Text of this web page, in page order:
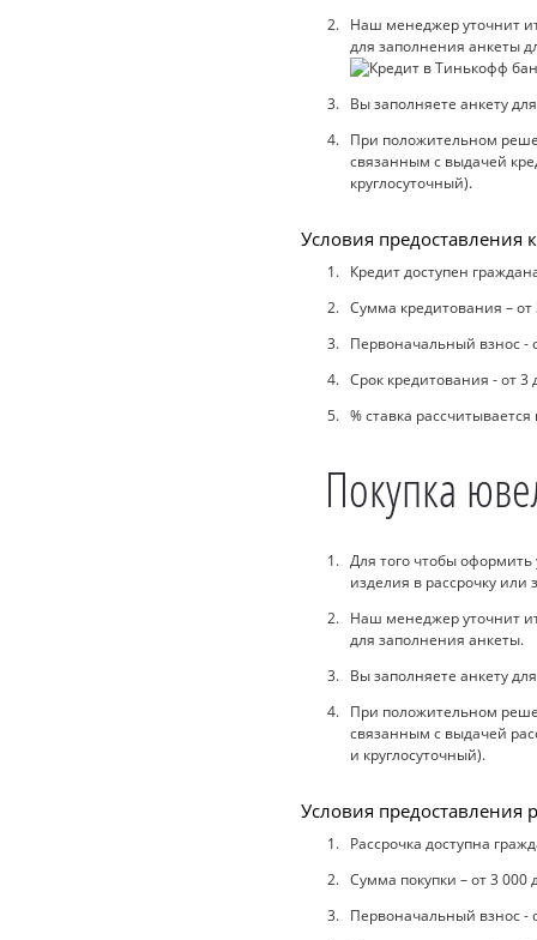
Наш менеджер уточнит
для заполнения анкеты
Вы заполняете анкету
При положительном
связанным с выдачей
круглосуточный).
Условия предоставления
Кредит доступен
Сумма кредитования – от
Первоначальный взнос -
Срок кредитования - от 3
% ставка
Покупка
Для того чтобы
изделия в рассрочку или
Наш менеджер уточнит
для заполнения анкеты.
Вы заполняете анкету
При положительном
связанным с выдачей
и круглосуточный).
Условия предоставления
Рассрочка доступна
Сумма покупки – от 3 000
Первоначальный взнос -